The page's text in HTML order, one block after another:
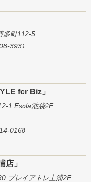
多町112-5
3931
for Biz」
1 Esola池袋2F
0168
店」
プレイアトレ土浦2F